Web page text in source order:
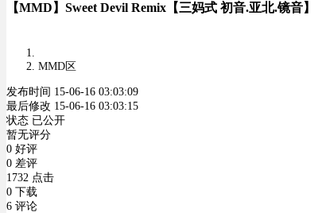
【MMD】Sweet Devil Remix【三妈式 初音.亚北.镜音】
MMD区
发布时间 15-06-16 03:03:09
最后修改 15-06-16 03:03:15
状态 已公开
暂无评分
0 好评
0 差评
1732 点击
0 下载
6 评论